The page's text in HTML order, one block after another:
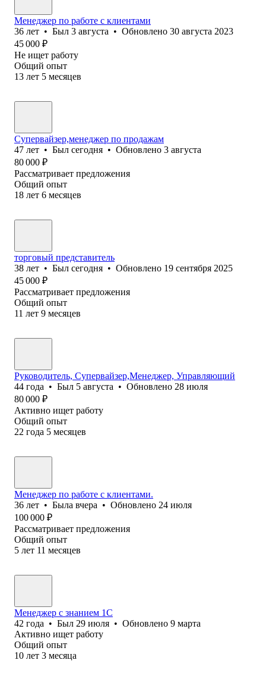
Менеджер по работе с клиентами
36 лет • Был 3 августа • Обновлено 30 августа 2023
45 000 ₽
Не ищет работу
Общий опыт
13 лет 5 месяцев
Супервайзер,менеджер по продажам
47 лет • Был сегодня • Обновлено 3 августа
80 000 ₽
Рассматривает предложения
Общий опыт
18 лет 6 месяцев
торговый представитель
38 лет • Был сегодня • Обновлено 19 сентября 2025
45 000 ₽
Рассматривает предложения
Общий опыт
11 лет 9 месяцев
Руководитель, Супервайзер,Менеджер, Управляющий
44 года • Был 5 августа • Обновлено 28 июля
80 000 ₽
Активно ищет работу
Общий опыт
22 года 5 месяцев
Менеджер по работе с клиентами.
36 лет • Была вчера • Обновлено 24 июля
100 000 ₽
Рассматривает предложения
Общий опыт
5 лет 11 месяцев
Менеджер с знанием 1С
42 года • Был 29 июля • Обновлено 9 марта
Активно ищет работу
Общий опыт
10 лет 3 месяца